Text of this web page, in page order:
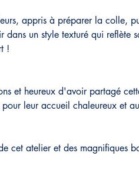
appris à préparer la colle,
dans un style texturé qui reflète
!
et heureux d'avoir partagé
leur accueil chaleureux et
cet atelier et des magnifiques